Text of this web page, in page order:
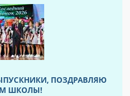
ПОЗДРАВЛЯЮ
ШКОЛЫ!